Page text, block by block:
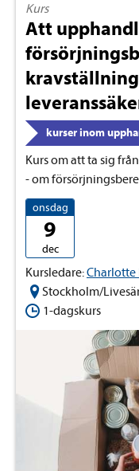
Kurs
Att
kurser inom
Kurs om att ta sig
- om
onsdag
9
dec
Kursledare:Charlotte
Stockholm/
1-dagskurs